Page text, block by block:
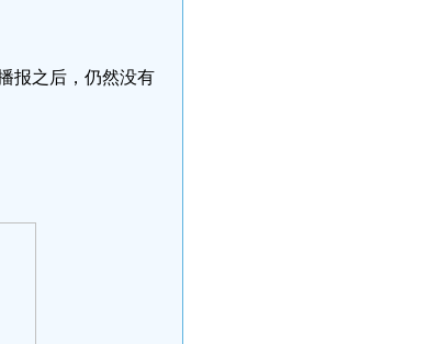
报之后，仍然没有